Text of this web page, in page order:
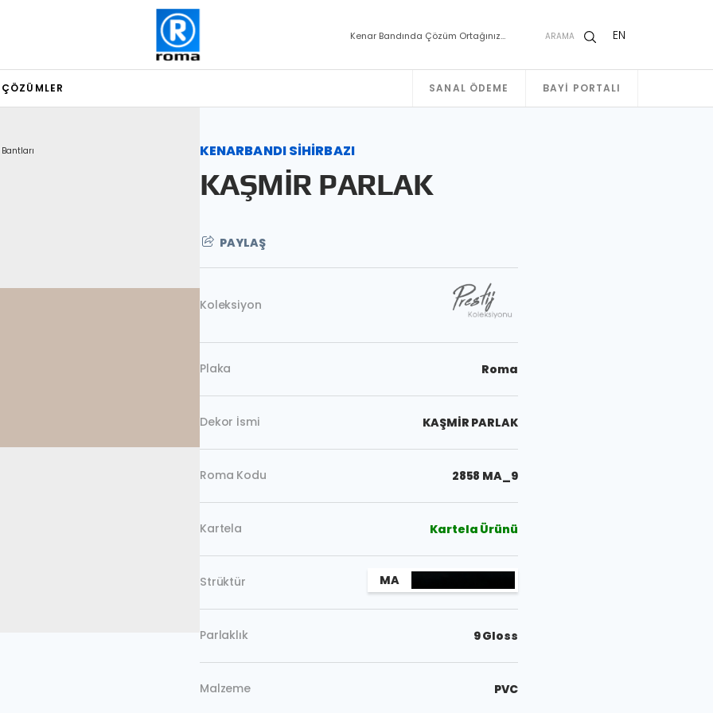
Kenar Bandında Çözüm Ortağınız… ARAMA EN
SANAL ÖDEME BAYI PORTALI
KENARBANDI SİHİRBAZI
KAŞMİR PARLAK
PAYLAŞ
Koleksiyon
Plaka Roma
Dekor İsmi KAŞMİR PARLAK
Roma Kodu 2858 MA_9
Kartela Kartela Ürünü
Strüktür MA
Parlaklık 9 Gloss
Malzeme PVC